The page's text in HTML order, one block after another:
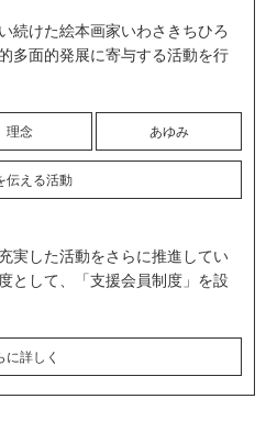
続けた絵本画家いわさきちひろ
多面的発展に寄与する活動を行
理念 あゆみ
伝える活動
実した活動をさらに推進してい
として、「支援会員制度」を設
に詳しく